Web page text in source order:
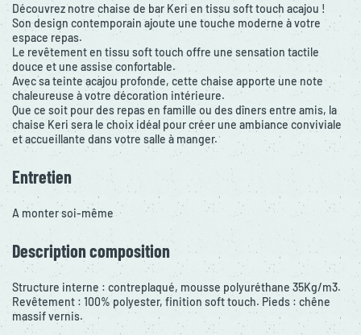
Découvrez notre chaise de bar Keri en tissu soft touch acajou !
Son design contemporain ajoute une touche moderne à votre
espace repas.
Le revêtement en tissu soft touch offre une sensation tactile
douce et une assise confortable.
Avec sa teinte acajou profonde, cette chaise apporte une note
chaleureuse à votre décoration intérieure.
Que ce soit pour des repas en famille ou des dîners entre amis, la
chaise Keri sera le choix idéal pour créer une ambiance conviviale
et accueillante dans votre salle à manger.
Entretien
A monter soi-même
Description composition
Structure interne : contreplaqué, mousse polyuréthane 35Kg/m3.
Revêtement : 100% polyester, finition soft touch. Pieds : chêne
massif vernis.